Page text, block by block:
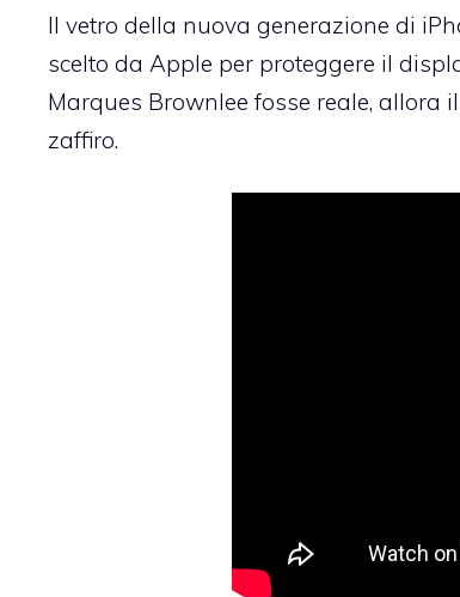
Il vetro della nuova generazione di
scelto da Apple per proteggere il
Marques Brownlee fosse reale, allora
zaffiro.